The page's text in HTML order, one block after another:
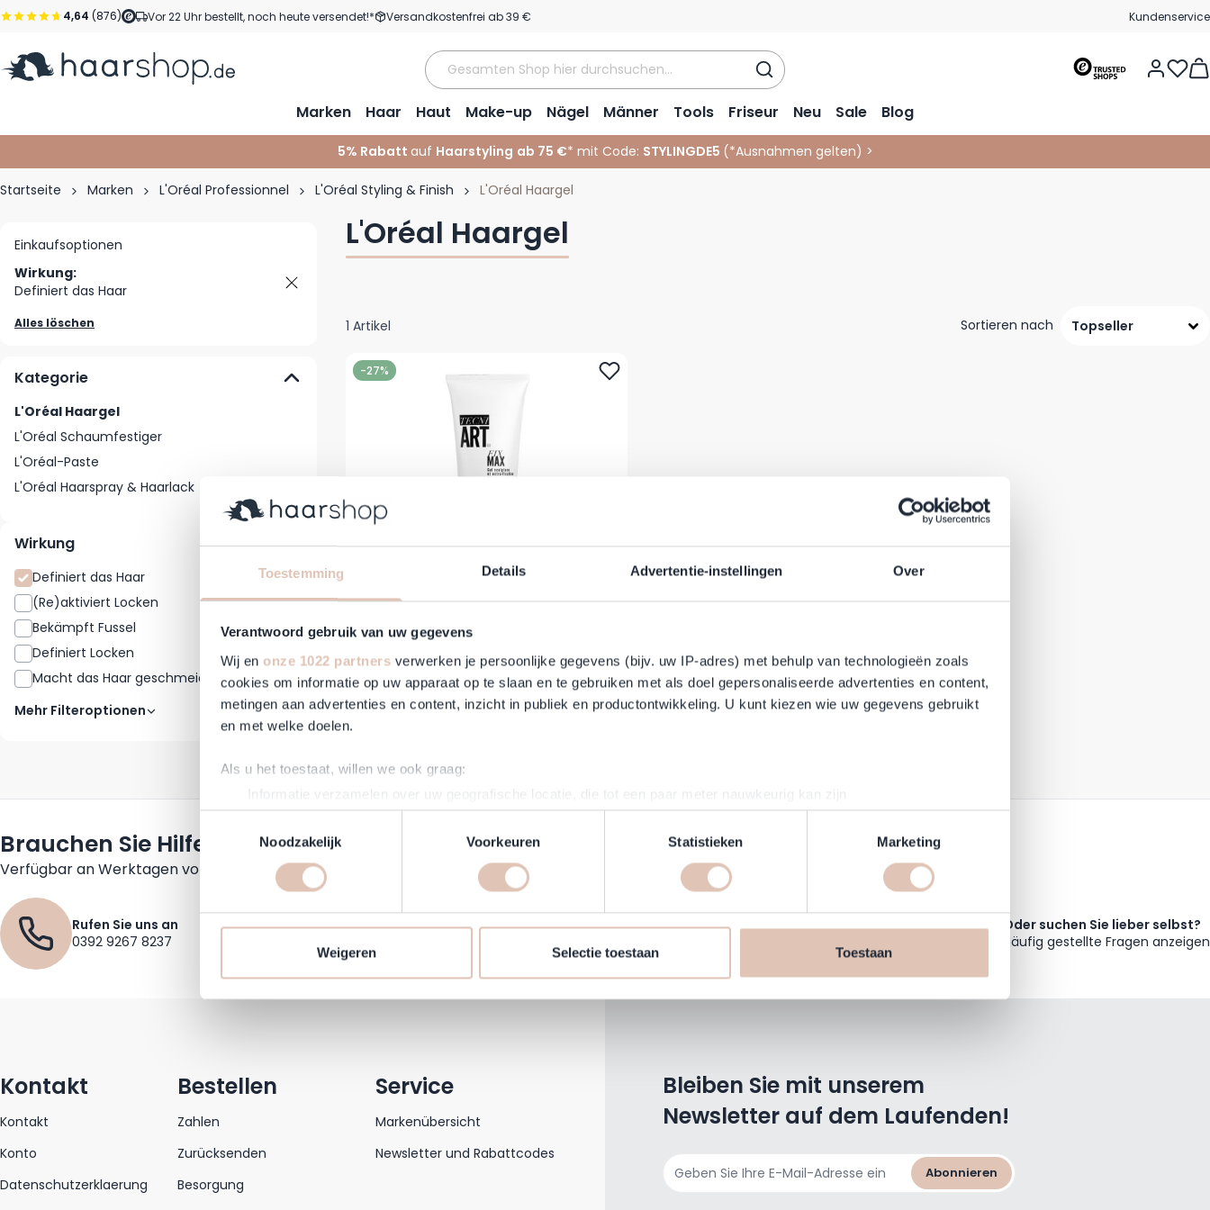
Toestemming Details Advertentie-instellingen Over
Verantwoord gebruik van uw gegevens
Wij en onze 1022 partners verwerken je persoonlijke gegevens (bijv. uw IP-adres) met behulp van technologieën zoals
cookies om informatie op uw apparaat op te slaan en te gebruiken met als doel gepersonaliseerde advertenties en content,
metingen aan advertenties en content, inzicht in publiek en productontwikkeling. U kunt kiezen wie uw gegevens gebruikt
en met welke doelen.
Als u het toestaat, willen we ook graag:
Informatie verzamelen over uw geografische locatie, die tot een paar meter nauwkeurig kan zijn
Uw apparaat identificeren door het actief te scannen op specifieke eigenschappen (fingerprinting)
Lees meer over hoe uw persoonlijke gegevens worden verwerkt en stel uw voorkeuren in het
detailgedeeltein. U kunt uw
toestemming op elk moment wijzigen of intrekken in de Cookieverklaring.
technieken). Met deze cookies kunnen wij en derde partijen informatie over jou verzamelen en jouw internetgedrag binnen,
en mogelijk ook buiten, onze website volgen. Met deze informatie passen wij en derde partijen de website, onze
Noodzakelijk
Voorkeuren Statistieken Marketing
Weigeren Selectie toestaan Toestaan
Zum Inhalt springen
4,64 (876) Vor 22 Uhr bestellt, noch heute versendet!* Versandkostenfrei ab 39 € Kundenservice
Marken Haar Haut Make-up Nägel Männer Tools Friseur Neu Sale Blog
5% Rabatt auf Haarstyling ab 75 €* mit Code: STYLINGDE5 (*Ausnahmen gelten) >
Startseite Marken L'Oréal Professionnel L'Oréal Styling & Finish L'Oréal Haargel
L'Oréal Haargel
Einkaufsoptionen
Wirkung:
Definiert das Haar
Alles löschen
Kategorie
L'Oréal Haargel
L'Oréal Schaumfestiger
L'Oréal-Paste
L'Oréal Haarspray & Haarlack
Wirkung
Definiert das Haar
1
(Re)aktiviert Locken
1
Bekämpft Fussel
2
Definiert Locken
Macht das Haar geschmeidig
1
Mehr Filteroptionen
1 Artikel Sortieren nach
-27%
L'Oréal Professionnel - Tecni.ART - Fix
200 ml
Sonderpreis
15,95 €
Regulärer Preis
21,75 €
Nicht lieferbar
Brauchen Sie Hilfe?
Verfügbar an Werktagen von 09:30 bis 17:30
Rufen Sie uns an
0392 9267 8237
Per E-Mail ist ebenfalls möglich
Oder suchen Sie lieber selbst?
Häufig gestellte Fragen anzeigen
Kontakt
Kontakt
Konto
Datenschutzerklaerung
Bestellen
Zahlen
Zurücksenden
Besorgung
Service
Markenübersicht
Newsletter und Rabattcodes
Bleiben Sie mit unserem
Newsletter auf dem Laufenden!
Abonnieren